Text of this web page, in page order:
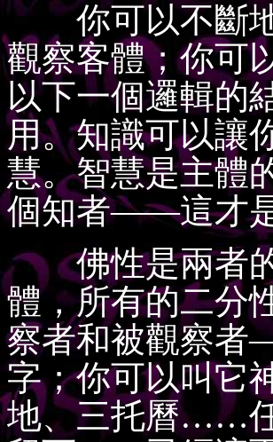
你可以不斷地
觀察客體；你可
以下一個邏輯的
用。知識可以讓
慧。智慧是主體
個知者——這才
佛性是兩者的
體，所有的二分
察者和被觀察者
字；你可以叫它
地、三托曆……